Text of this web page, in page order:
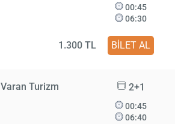
00:45
06:30
1.300 TL BİLET AL
Varan Turizm 2+1
00:45
06:40